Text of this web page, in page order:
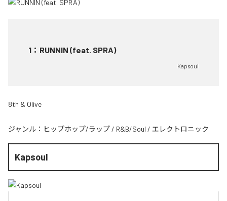
1 ： RUNNIN (feat. SPRA)
Kapsoul
8th & Olive
ジャンル： ヒップホップ/ラップ / R&B/Soul / エレクトロニック
Kapsoul